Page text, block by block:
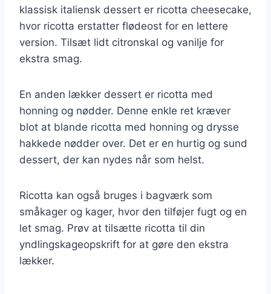
klassisk italiensk dessert er ricotta cheesecake,
hvor ricotta erstatter flødeost for en lettere
version. Tilsæt lidt citronskal og vanilje for
ekstra smag.
En anden lækker dessert er ricotta med
honning og nødder. Denne enkle ret kræver
blot at blande ricotta med honning og drysse
hakkede nødder over. Det er en hurtig og sund
dessert, der kan nydes når som helst.
Ricotta kan også bruges i bagværk som
småkager og kager, hvor den tilføjer fugt og en
let smag. Prøv at tilsætte ricotta til din
yndlingskageopskrift for at gøre den ekstra
lækker.